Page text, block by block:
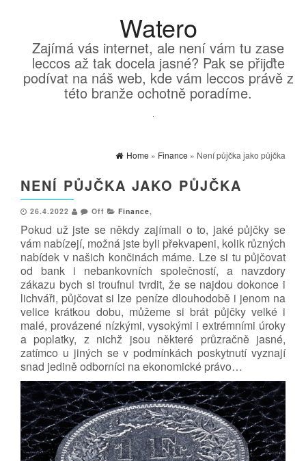
Watero
Zajímá vás internet, ale není vám tu zase
leccos až tak docela jasné? Pak se přijďte
podívat na náš web, kde vám leccos právě z
této branže ochotně poradíme.
Home » Finance » Není půjčka jako půjčka
NENÍ PŮJČKA JAKO PŮJČKA
26.4.2022 Off Finance,
Pokud už jste se někdy zajímali o to, jaké půjčky se
vám nabízejí, možná jste byli překvapeni, kolik různých
nabídek v našich končinách máme. Lze si tu půjčovat
od bank i nebankovních společností, a navzdory
zákazu bych si troufnul tvrdit, že se najdou dokonce i
lichváři, půjčovat si lze peníze dlouhodobě i jenom na
velice krátkou dobu, můžeme si brát půjčky velké i
malé, provázené nízkými, vysokými i extrémními úroky
a poplatky, z nichž jsou některé průzračně jasné,
zatímco u jiných se v podmínkách poskytnutí vyznají
snad jedině odborníci na ekonomické právo…